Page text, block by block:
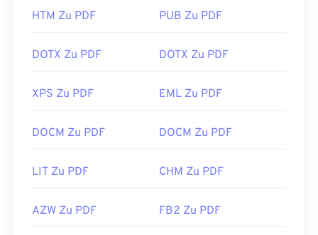
HTM Zu PDF PUB Zu PDF
DOTX Zu PDF DOTX Zu PDF
XPS Zu PDF EML Zu PDF
DOCM Zu PDF DOCM Zu PDF
LIT Zu PDF CHM Zu PDF
AZW Zu PDF FB2 Zu PDF